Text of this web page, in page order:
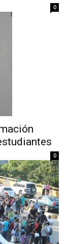
0
0